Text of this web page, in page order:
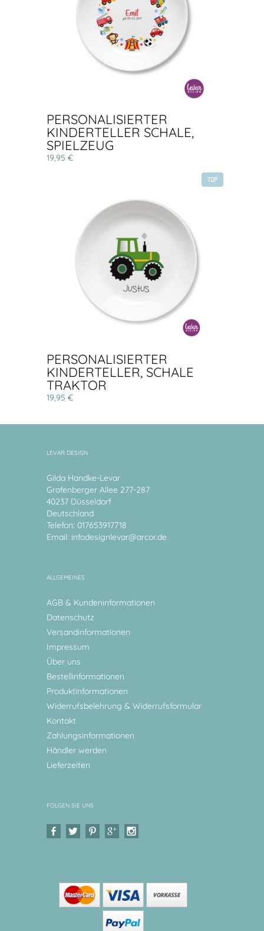
PERSONALISIERTER
KINDERTELLER SCHALE,
SPIELZEUG
19,95 €
TOP
PERSONALISIERTER
KINDERTELLER, SCHALE
TRAKTOR
19,95 €
LEVAR DESIGN
Gilda Handke-Levar
Grafenberger Allee 277-287
40237 Düsseldorf
Deutschland
Telefon: 017653917718
Email: infodesignlevar@arcor.de
ALLGEMEINES
AGB & Kundeninformationen
Datenschutz
Versandinformationen
Impressum
Über uns
Bestellinformationen
Produktinformationen
Widerrufsbelehrung & Widerrufsformular
Kontakt
Zahlungsinformationen
Händler werden
Lieferzeiten
FOLGEN SIE UNS